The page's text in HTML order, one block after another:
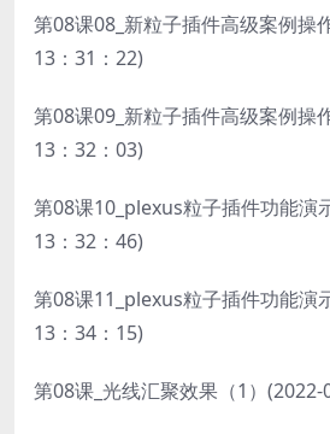
第08课08_新粒子插件高级案例操
13：31：22)
第08课09_新粒子插件高级案例操
13：32：03)
第08课10_plexus粒子插件功能演
13：32：46)
第08课11_plexus粒子插件功能演
13：34：15)
第08课_光线汇聚效果（1）